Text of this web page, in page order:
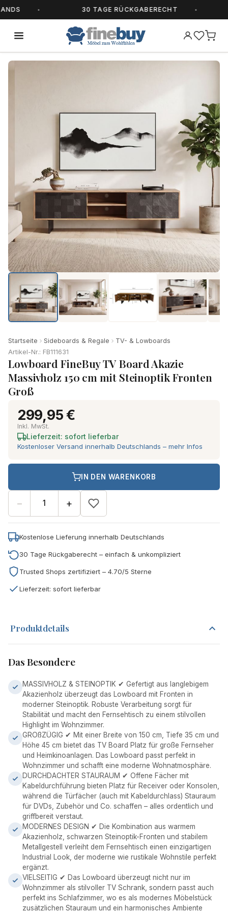
30 TAGE RÜCKGABERECHT
Startseite Sideboards & Regale
TV- & Lowboards
Artikel-Nr.: FB111631
Lowboard FineBuy TV Board Akazie
Massivholz 150 cm mit Steinoptik Fronten
Groß
299,95 €
Inkl. MwSt.
Lieferzeit: sofort lieferbar
Kostenloser Versand innerhalb Deutschlands – mehr Infos
− +
IN DEN WARENKORB
Kostenlose Lieferung innerhalb Deutschlands
30 Tage Rückgaberecht – einfach & unkompliziert
Trusted Shops zertifiziert – 4.70/5 Sterne
Lieferzeit: sofort lieferbar
Produktdetails
Das Besondere
MASSIVHOLZ & STEINOPTIK ✔ Gefertigt aus langlebigem
Akazienholz überzeugt das Lowboard mit Fronten in
moderner Steinoptik. Robuste Verarbeitung sorgt für
Stabilität und macht den Fernsehtisch zu einem stilvollen
Highlight im Wohnzimmer.
GROßZÜGIG ✔ Mit einer Breite von 150 cm, Tiefe 35 cm und
Höhe 45 cm bietet das TV Board Platz für große Fernseher
und Heimkinoanlagen. Das Lowboard passt perfekt in
Wohnzimmer und schafft eine moderne Wohnatmosphäre.
DURCHDACHTER STAURAUM ✔ Offene Fächer mit
Kabeldurchführung bieten Platz für Receiver oder Konsolen,
während die Türfächer (auch mit Kabeldurchlass) Stauraum
für DVDs, Zubehör und Co. schaffen – alles ordentlich und
griffbereit verstaut.
MODERNES DESIGN ✔ Die Kombination aus warmem
Akazienholz, schwarzen Steinoptik-Fronten und stabilem
Metallgestell verleiht dem Fernsehtisch einen einzigartigen
Industrial Look, der moderne wie rustikale Wohnstile perfekt
ergänzt.
VIELSEITIG ✔ Das Lowboard überzeugt nicht nur im
Wohnzimmer als stilvoller TV Schrank, sondern passt auch
perfekt ins Schlafzimmer, wo es als modernes Möbelstück
zusätzlichen Stauraum und ein harmonisches Ambiente